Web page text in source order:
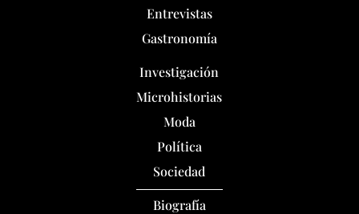
Entrevistas
Gastronomía
Investigación
Microhistorias
Moda
Política
Sociedad
Biografía